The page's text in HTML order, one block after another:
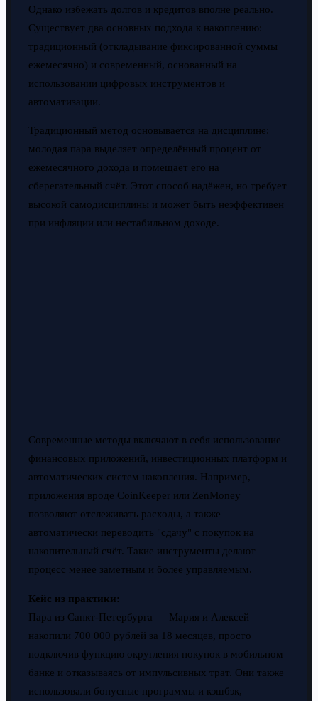
Однако избежать долгов и кредитов вполне реально.
Существует два основных подхода к накоплению:
традиционный (откладывание фиксированной суммы
ежемесячно) и современный, основанный на
использовании цифровых инструментов и
автоматизации.
Традиционный метод основывается на дисциплине:
молодая пара выделяет определённый процент от
ежемесячного дохода и помещает его на
сберегательный счёт. Этот способ надёжен, но требует
высокой самодисциплины и может быть неэффективен
при инфляции или нестабильном доходе.
Современные методы включают в себя использование
финансовых приложений, инвестиционных платформ и
автоматических систем накопления. Например,
приложения вроде CoinKeeper или ZenMoney
позволяют отслеживать расходы, а также
автоматически переводить "сдачу" с покупок на
накопительный счёт. Такие инструменты делают
процесс менее заметным и более управляемым.
Кейс из практики:
Пара из Санкт-Петербурга — Мария и Алексей —
накопили 700 000 рублей за 18 месяцев, просто
подключив функцию округления покупок в мобильном
банке и отказываясь от импульсивных трат. Они также
использовали бонусные программы и кэшбэк,